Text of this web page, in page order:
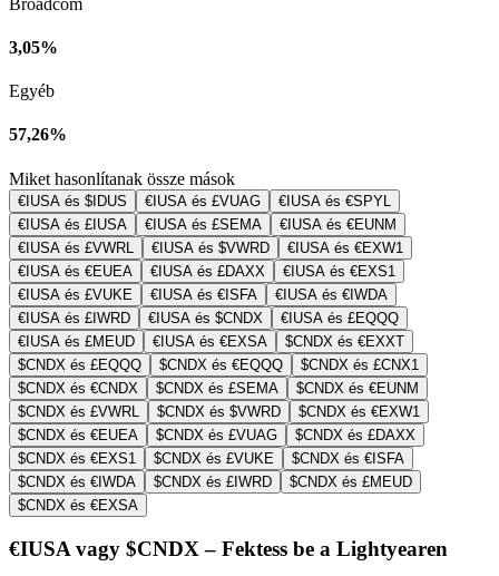
3,05%
Egyéb
57,26%
Miket hasonlítanak össze mások
€IUSA és $IDUS €IUSA és £VUAG
€IUSA és €SPYL
€IUSA és £IUSA
€IUSA és £SEMA
€IUSA és €EUNM
€IUSA és £VWRL
€IUSA és $VWRD
€IUSA és €EXW1
€IUSA és €EUEA
€IUSA és £DAXX
€IUSA és €EXS1
€IUSA és £VUKE
€IUSA és €ISFA
€IUSA és €IWDA
€IUSA és £IWRD
€IUSA és $CNDX
€IUSA és £EQQQ
€IUSA és £MEUD
€IUSA és €EXSA
$CNDX és €EXXT
$CNDX és £EQQQ
$CNDX és €EQQQ
$CNDX és £CNX1
$CNDX és €CNDX
$CNDX és £SEMA
$CNDX és €EUNM
$CNDX és £VWRL
$CNDX és $VWRD
$CNDX és €EXW1
$CNDX és €EUEA
$CNDX és £VUAG
$CNDX és £DAXX
$CNDX és €EXS1
$CNDX és £VUKE
$CNDX és €ISFA
$CNDX és €IWDA
$CNDX és £IWRD
$CNDX és £MEUD
$CNDX és €EXSA
€IUSA vagy $CNDX – Fektess be a Lightyearen